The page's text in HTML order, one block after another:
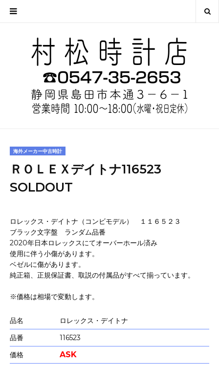
海外メーカー中古時計
ＲＯＬＥＸデイトナ116523
SOLDOUT
ロレックス・デイトナ（コンビモデル） １１６５２３
ブラック文字盤 ランダム品番
2020年日本ロレックスにてオーバーホール済み
使用に伴う小傷があります。
ベゼルに傷があります。
純正箱、正規保証書、取説の付属品がすべて揃っています。
※価格は相場で変動します。
品名
ロレックス・デイトナ
品番
116523
価格
ASK